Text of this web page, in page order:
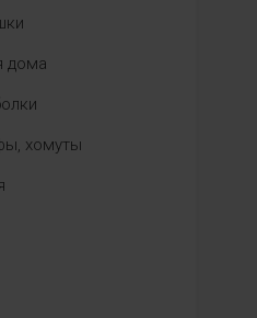
дома
хомуты